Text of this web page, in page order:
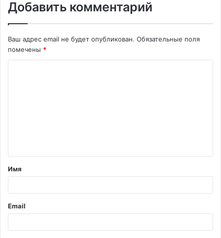
Добавить комментарий
Ваш адрес email не будет опубликован. Обязательные поля
помечены *
т
а
й
*
Имя
Email